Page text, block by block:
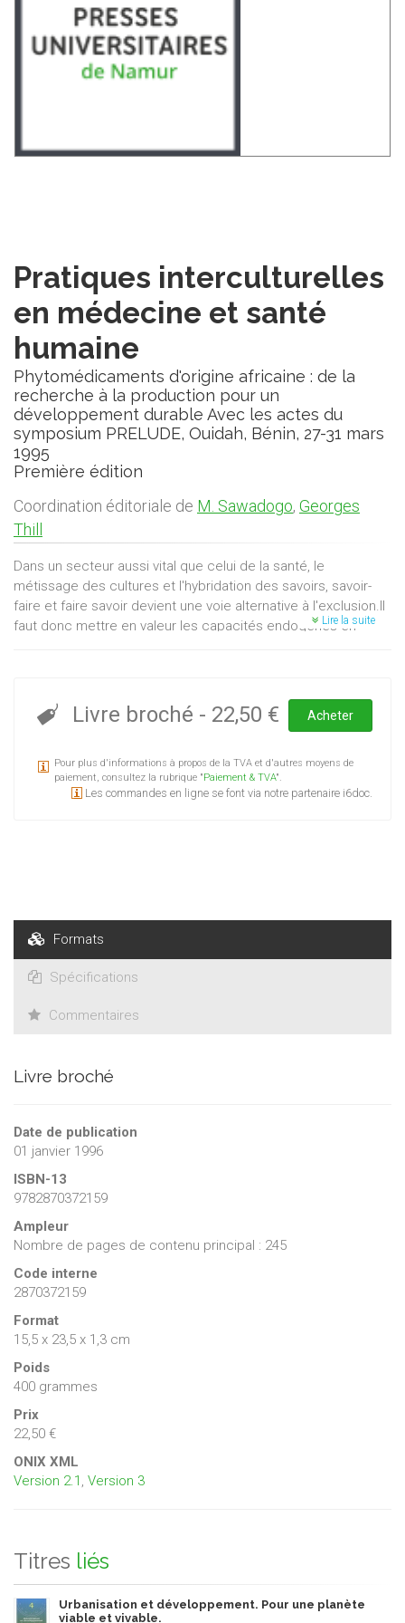
Pratiques interculturelles
en médecine et santé
humaine
Phytomédicaments d'origine africaine : de la
recherche à la production pour un
développement durable Avec les actes du
symposium PRELUDE, Ouidah, Bénin, 27-31 mars
1995
Première édition
Coordination éditoriale de M. Sawadogo, Georges
Thill
Dans un secteur aussi vital que celui de la santé, le
métissage des cultures et l'hybridation des savoirs, savoir-
faire et faire savoir devient une voie alternative à l'exclusion.Il
faut donc mettre en valeur les capacités endogènes en
continents, et des tradithérapeuthes africains. Différentes
expériences et pratiques africaines ont été analysées.
Lire la suite
Livre broché - 22,50 € Acheter
Pour plus d'informations à propos de la TVA et d'autres moyens de
paiement, consultez la rubrique "Paiement & TVA".
Les commandes en ligne se font via notre partenaire i6doc.
Formats
Spécifications
Commentaires
Livre broché
Date de publication
01 janvier 1996
ISBN-13
9782870372159
Ampleur
Nombre de pages de contenu principal : 245
Code interne
2870372159
Format
15,5 x 23,5 x 1,3 cm
Poids
400 grammes
Prix
22,50 €
ONIX XML
Version 2.1 Version 3
Titres liés
Urbanisation et développement. Pour une planète
viable et vivable.